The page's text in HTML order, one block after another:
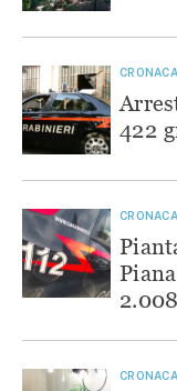
CRONACA
422
CRONACA
CRONACA